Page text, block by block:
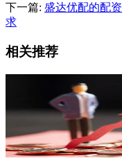
下一篇: 盛达优配的配
求
相关推荐